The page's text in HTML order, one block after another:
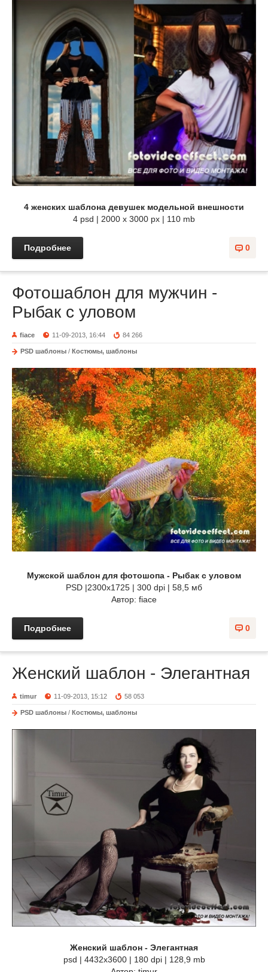
4 женских шаблона девушек модельной внешности
4 psd | 2000 х 3000 px | 110 mb
0
Подробнее
Фотошаблон для мужчин -
Рыбак с уловом
fiace 11-09-2013, 16:44 84 266
PSD шаблоны / Костюмы, шаблоны
Мужской шаблон для фотошопа - Рыбак с уловом
PSD |2300x1725 | 300 dpi | 58,5 мб
Автор: fiace
0
Подробнее
Женский шаблон - Элегантная
timur 11-09-2013, 15:12 58 053
PSD шаблоны / Костюмы, шаблоны
Женский шаблон - Элегантная
psd | 4432x3600 | 180 dpi | 128,9 mb